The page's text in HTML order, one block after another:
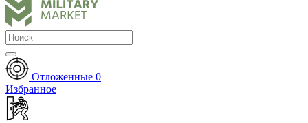
Отложенные 0
Избранное